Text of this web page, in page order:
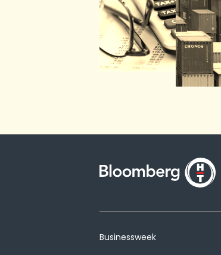
Businessweek